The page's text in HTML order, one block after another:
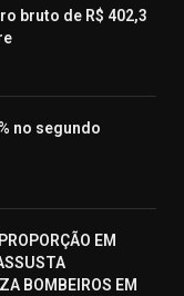
bruto de R$ 402,3
no segundo
EM
BOMBEIROS EM